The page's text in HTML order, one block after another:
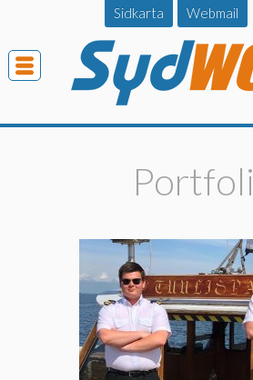
Webmail
Sidkarta